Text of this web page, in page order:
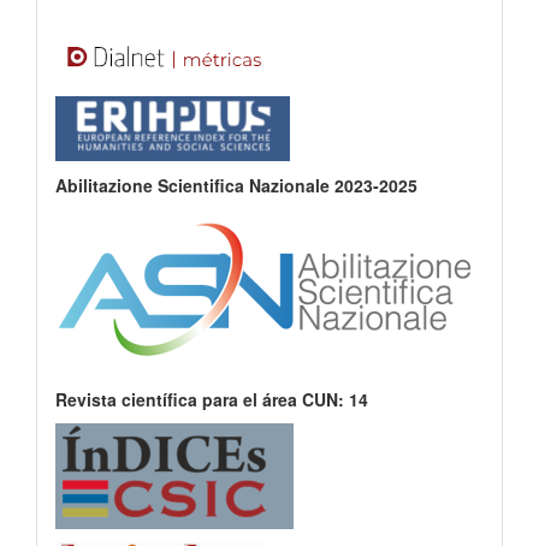
Abilitazione Scientifica Nazionale 2023-2025
Revista científica para el área CUN: 14